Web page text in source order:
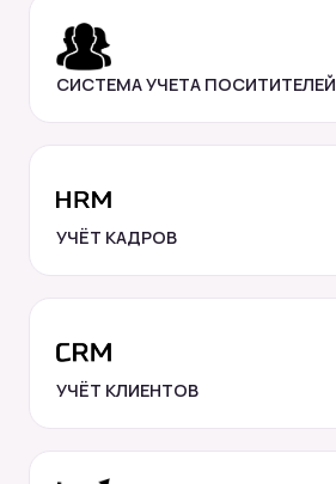
СИСТЕМА УЧЕТА ПОСИТИТЕЛЕЙ
УЧЁТ КАДРОВ
УЧЁТ КЛИЕНТОВ